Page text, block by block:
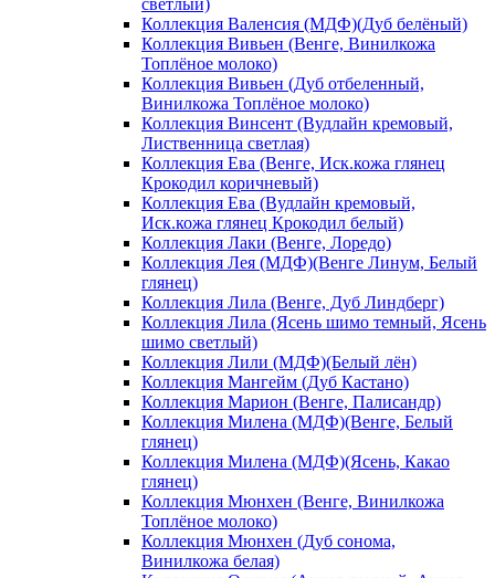
светлый)
Коллекция Валенсия (МДФ)(Дуб белёный)
Коллекция Вивьен (Венге, Винилкожа
Топлёное молоко)
Коллекция Вивьен (Дуб отбеленный,
Винилкожа Топлёное молоко)
Коллекция Винсент (Вудлайн кремовый,
Лиственница светлая)
Коллекция Ева (Венге, Иск.кожа глянец
Крокодил коричневый)
Коллекция Ева (Вудлайн кремовый,
Иск.кожа глянец Крокодил белый)
Коллекция Лаки (Венге, Лоредо)
Коллекция Лея (МДФ)(Венге Линум, Белый
глянец)
Коллекция Лила (Венге, Дуб Линдберг)
Коллекция Лила (Ясень шимо темный, Ясень
шимо светлый)
Коллекция Лили (МДФ)(Белый лён)
Коллекция Мангейм (Дуб Кастано)
Коллекция Марион (Венге, Палисандр)
Коллекция Милена (МДФ)(Венге, Белый
глянец)
Коллекция Милена (МДФ)(Ясень, Какао
глянец)
Коллекция Мюнхен (Венге, Винилкожа
Топлёное молоко)
Коллекция Мюнхен (Дуб сонома,
Винилкожа белая)